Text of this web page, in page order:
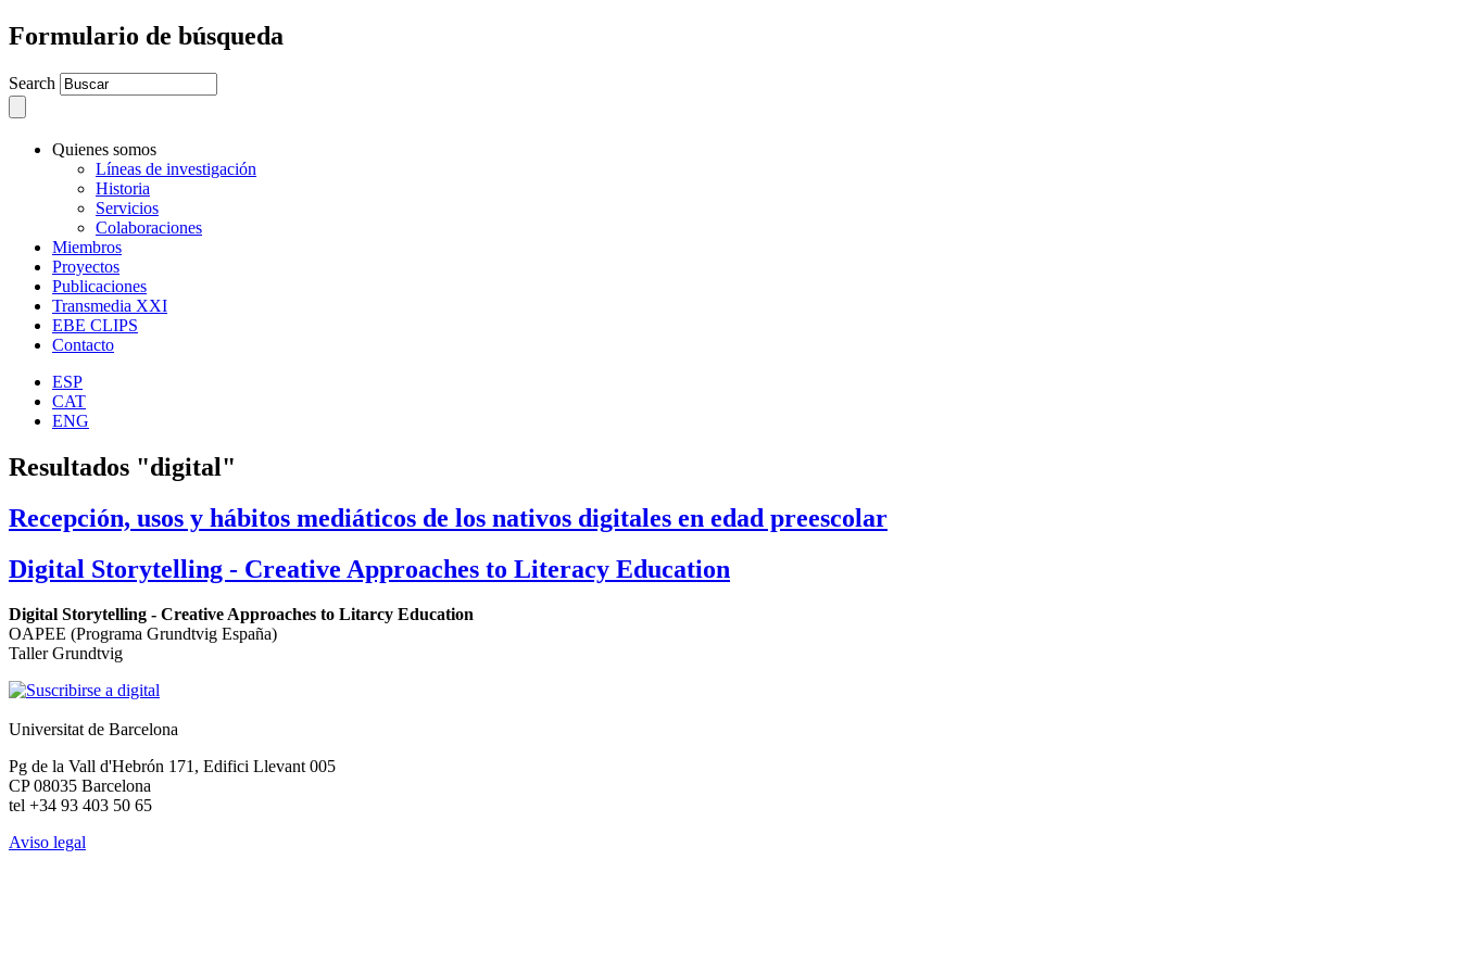
Formulario de búsqueda
Search
Quienes somos
Líneas de investigación
Historia
Servicios
Colaboraciones
Miembros
Proyectos
Publicaciones
Transmedia XXI
EBE CLIPS
Contacto
ESP
CAT
ENG
Resultados "digital"
Recepción, usos y hábitos mediáticos de los nativos digitales en edad preescolar
Digital Storytelling - Creative Approaches to Literacy Education
Digital Storytelling - Creative Approaches to Litarcy Education
OAPEE (Programa Grundtvig España)
Taller Grundtvig
Universitat de Barcelona
Pg de la Vall d'Hebrón 171, Edifici Llevant 005
CP 08035 Barcelona
tel +34 93 403 50 65
Aviso legal